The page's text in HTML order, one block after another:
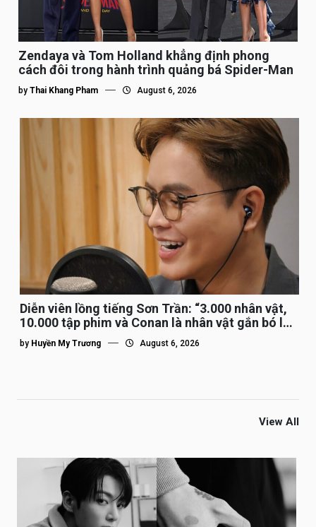
Zendaya và Tom Holland khẳng định phong
cách đôi trong hành trình quảng bá Spider-Man
by Thai Khang Pham August 6, 2026
Diễn viên lồng tiếng Sơn Trần: “3.000 nhân vật,
10.000 tập phim và Conan là nhân vật gắn bó lâu
nhất”
by Huyền My Trương August 6, 2026
View All